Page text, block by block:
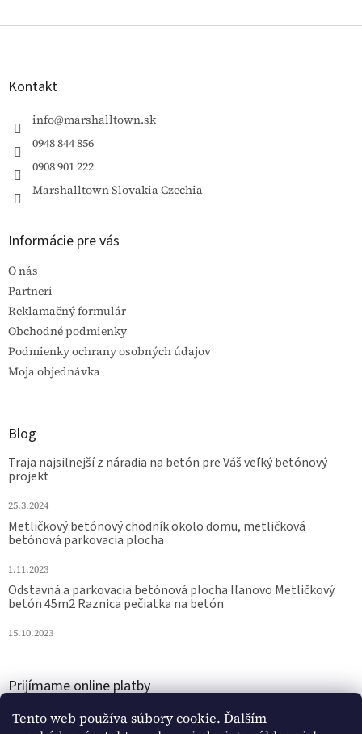
Tento web používa súbory cookie. Ďalším
Z
Kontakt
info@marshalltown.sk
0948 844 856
0908 901 222
Marshalltown Slovakia Czechia
Informácie pre vás
O nás
Partneri
Reklamačný formulár
Obchodné podmienky
Podmienky ochrany osobných údajov
Moja objednávka
Blog
Traja najsilnejší z náradia na betón pre Váš veľký betónový
projekt
25.3.2024
Metličkový betónový chodník okolo domu, metličková
betónová parkovacia plocha
1.11.2023
Odstavná a parkovacia betónová plocha Iľanovo Metličkový
betón 45m2 Raznica pečiatka na betón
15.10.2023
Prijímame online platby